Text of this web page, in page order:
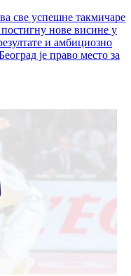
све успешне такмичаре
постигну нове висине у
и амбициозно
је право место за